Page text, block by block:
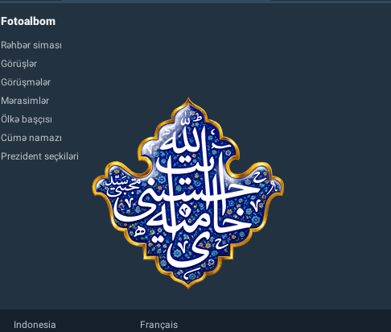
Fotoalbom
Rəhbər siması
Görüşlər
Görüşmələr
Mərasimlər
Ölkə başçısı
Cümə namazı
Prezident seçkiləri
Indonesia Français